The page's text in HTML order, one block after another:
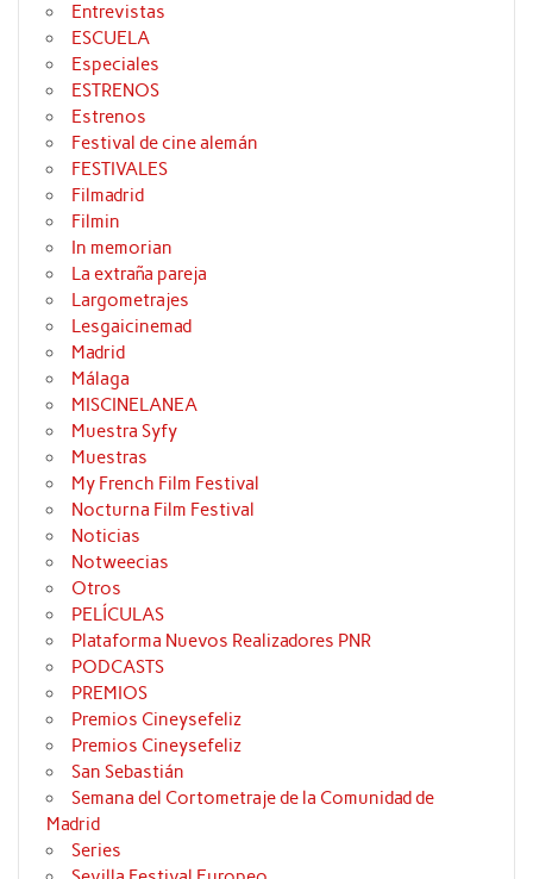
Entrevistas
ESCUELA
Especiales
ESTRENOS
Estrenos
Festival de cine alemán
FESTIVALES
Filmadrid
Filmin
In memorian
La extraña pareja
Largometrajes
Lesgaicinemad
Madrid
Málaga
MISCINELANEA
Muestra Syfy
Muestras
My French Film Festival
Nocturna Film Festival
Noticias
Notweecias
Otros
PELÍCULAS
Plataforma Nuevos Realizadores PNR
PODCASTS
PREMIOS
Premios Cineysefeliz
Premios Cineysefeliz
San Sebastián
Semana del Cortometraje de la Comunidad de
Madrid
Series